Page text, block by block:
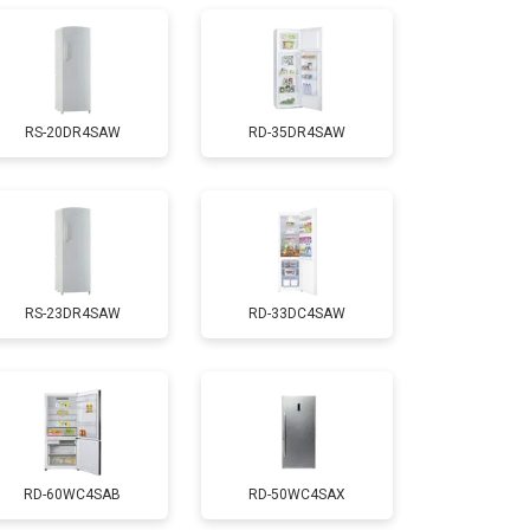
Заказать
2550 ₽ Заказать
1700 ₽ Заказать
4750 ₽ Заказать
3650 ₽
2550 ₽
RS-20DR4SAW RD-35DR4SAW
RS-23DR4SAW RD-33DC4SAW
RD-60WC4SAB RD-50WC4SAX